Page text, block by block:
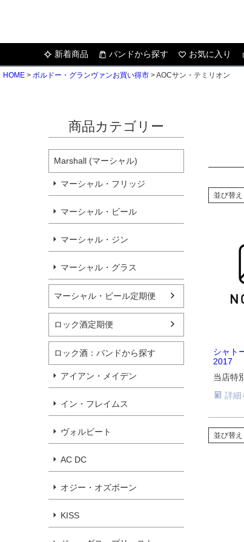
新着商品 バンドから探す お気に入り
HOME ボルドー・グランヴァンお買い得市 AOCサン・テミリオン
商品カテゴリー
Marshall (マーシャル)
マーシャル・フリッジ
マーシャル・ビール
マーシャル・ジン
マーシャル・グラス
マーシャル・ビール定期便
ロック酒定期便
ロック酒：バンドから探す
アイアン・メイデン
イン・フレイムス
ヴォルビート
AC DC
オジー・オズボーン
KISS
並び替え
シャト
2017
当店特
詳細
並び替え